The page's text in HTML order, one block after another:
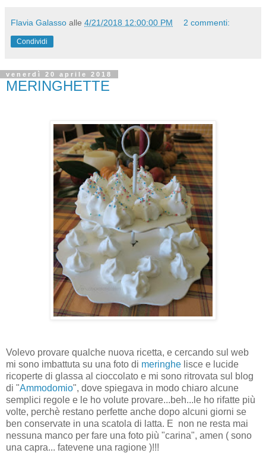
Flavia Galasso alle 4/21/2018 12:00:00 PM 2 commenti:
Condividi
venerdì 20 aprile 2018
MERINGHETTE
Volevo provare qualche nuova ricetta, e cercando sul web
mi sono imbattuta su una foto di meringhe lisce e lucide
ricoperte di glassa al cioccolato e mi sono ritrovata sul blog
di "Ammodomio", dove spiegava in modo chiaro alcune
semplici regole e le ho volute provare...beh...le ho rifatte più
volte, perchè restano perfette anche dopo alcuni giorni se
ben conservate in una scatola di latta. E non ne resta mai
nessuna manco per fare una foto più "carina", amen ( sono
una capra... fatevene una ragione )!!!